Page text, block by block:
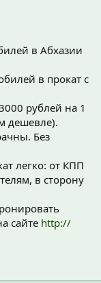
в Абхазии
в прокат с
рублей на 1
дешевле).
Без
легко: от КПП
в сторону
сайте http://